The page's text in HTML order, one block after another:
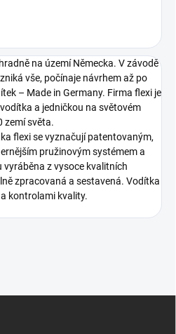
na území Německa. V závodě
vše, počínaje návrhem až po
– Made in Germany. Firma flexi je
a jedničkou na světovém
zemí světa.
flexi se vyznačují patentovaným,
pružinovým systémem a
z vysoce kvalitních
zpracovaná a sestavená. Vodítka
kontrolami kvality.